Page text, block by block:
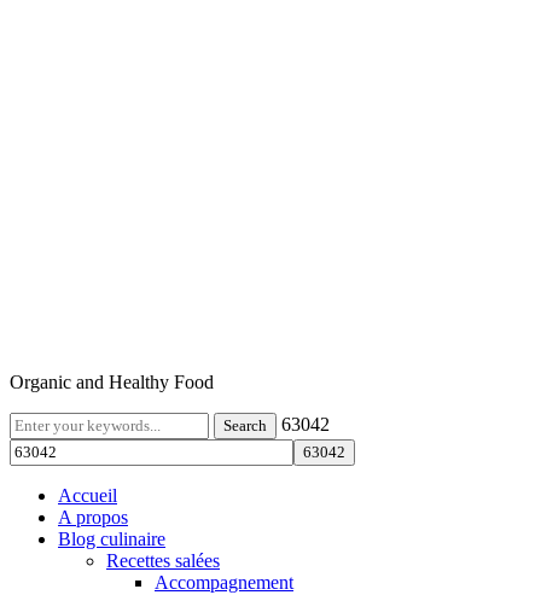
Organic and Healthy Food
63042
Accueil
A propos
Blog culinaire
Recettes salées
Accompagnement